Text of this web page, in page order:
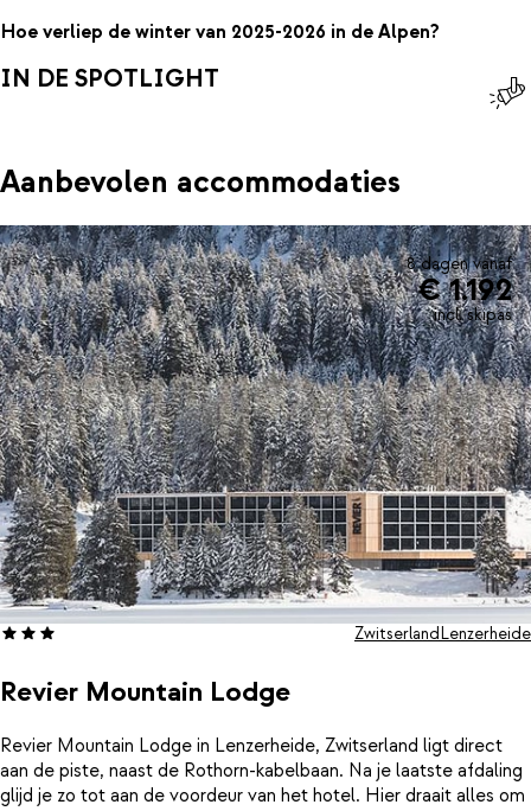
Hoe verliep de winter van 2025-2026 in de Alpen?
IN DE SPOTLIGHT
Aanbevolen accommodaties
8 dagen vanaf
€ 1.192
incl. skipas
Revier Mountain Lodge
ZwitserlandLenzerheide
Revier Mountain Lodge in Lenzerheide, Zwitserland ligt direct
aan de piste, naast de Rothorn-kabelbaan. Na je laatste afdaling
glijd je zo tot aan de voordeur van het hotel. Hier draait alles om